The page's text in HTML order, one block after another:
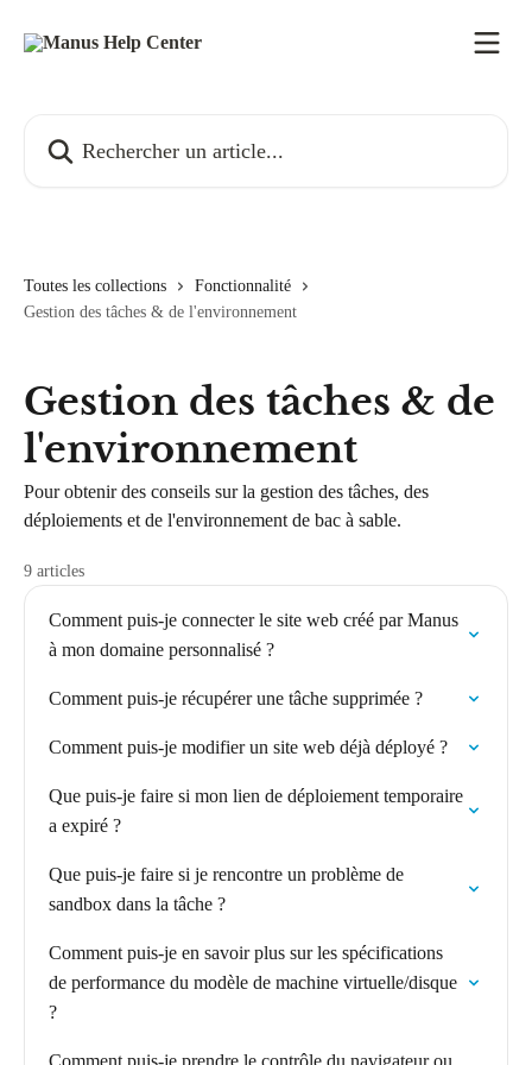
Toutes les collections
Fonctionnalité
Gestion des tâches & de l'environnement
Gestion des tâches & de
l'environnement
Pour obtenir des conseils sur la gestion des tâches, des
déploiements et de l'environnement de bac à sable.
9 articles
Comment puis-je connecter le site web créé par Manus
à mon domaine personnalisé ?
Comment puis-je récupérer une tâche supprimée ?
Comment puis-je modifier un site web déjà déployé ?
Que puis-je faire si mon lien de déploiement temporaire
a expiré ?
Que puis-je faire si je rencontre un problème de
sandbox dans la tâche ?
Comment puis-je en savoir plus sur les spécifications
de performance du modèle de machine virtuelle/disque
?
Comment puis-je prendre le contrôle du navigateur ou